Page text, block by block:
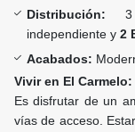
Distribución: 3
independiente y 2
Acabados:
Vivir en El Carmelo:
Es disfrutar de un
vías de acceso.